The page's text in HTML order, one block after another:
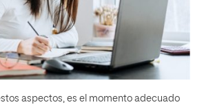
aspectos, es el momento adecuado